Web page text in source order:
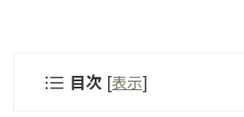
目次 [表示]